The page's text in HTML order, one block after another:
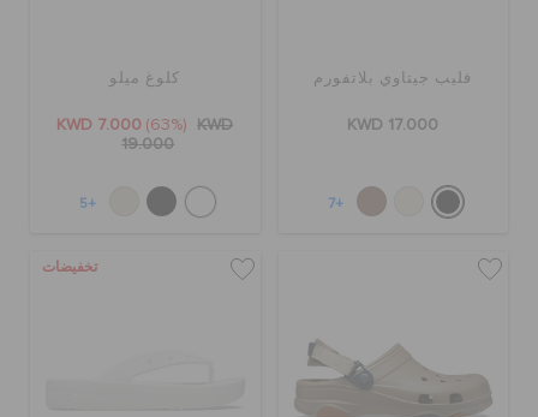
فليب جيتاوي بلاتفورم
KWD 17.000
+7
كلوغ ميلو
KWD 7.000 (63%)
KWD
19.000
+5
تخفيضات